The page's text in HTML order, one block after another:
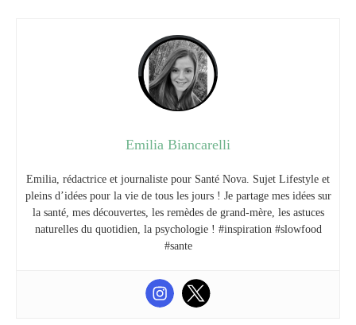
Emilia Biancarelli
Emilia, rédactrice et journaliste pour Santé Nova. Sujet Lifestyle et
pleins d’idées pour la vie de tous les jours ! Je partage mes idées sur
la santé, mes découvertes, les remèdes de grand-mère, les astuces
naturelles du quotidien, la psychologie ! #inspiration #slowfood
#sante